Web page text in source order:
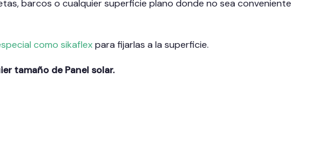
barcos o cualquier superficie plano donde no sea conveniente
como sikaflexpara fijarlas a la superficie.
tamaño de Panel solar.